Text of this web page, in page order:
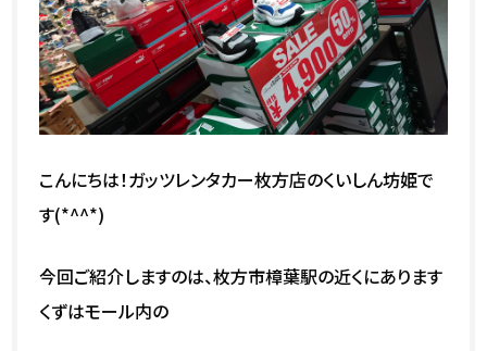
こんにちは！ガッツレンタカー枚方店のくいしん坊姫で
す(*^^*)
今回ご紹介しますのは、枚方市樟葉駅の近くにあります
くずはモール内の